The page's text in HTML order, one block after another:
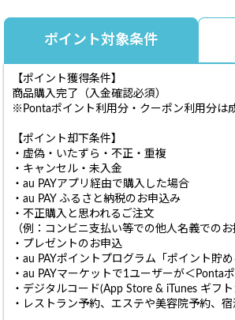
ポイント対象条件
【ポイント獲得条件】
商品購入完了（入金確認必須）
※Pontaポイント利用分・クーポン利用分は
【ポイント却下条件】
・虚偽・いたずら・不正・重複
・キャンセル・未入金
・au PAYアプリ経由で購入した場合
・au PAY ふるさと納税のお申込み
・不正購入と思われるご注文
（例：コンビニ支払い等での他人名義でのお
・プレゼントのお申込
・au PAYポイントプログラム「ポイント貯
・au PAYマーケットで1ユーザーが＜
・デジタルコード(App Store & iTunes ギフ
・レストラン予約、エステや美容院予約、